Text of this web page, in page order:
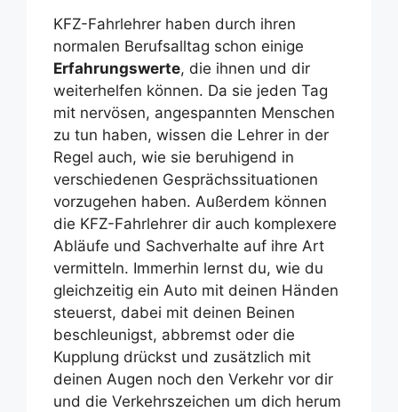
KFZ-Fahrlehrer haben durch ihren
normalen Berufsalltag schon einige
Erfahrungswerte, die ihnen und dir
weiterhelfen können. Da sie jeden Tag
mit nervösen, angespannten Menschen
zu tun haben, wissen die Lehrer in der
Regel auch, wie sie beruhigend in
verschiedenen Gesprächssituationen
vorzugehen haben. Außerdem können
die KFZ-Fahrlehrer dir auch komplexere
Abläufe und Sachverhalte auf ihre Art
vermitteln. Immerhin lernst du, wie du
gleichzeitig ein Auto mit deinen Händen
steuerst, dabei mit deinen Beinen
beschleunigst, abbremst oder die
Kupplung drückst und zusätzlich mit
deinen Augen noch den Verkehr vor dir
und die Verkehrszeichen um dich herum